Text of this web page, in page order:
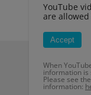
YouTube
are allowed
Accept
When
information is
Please see
information: